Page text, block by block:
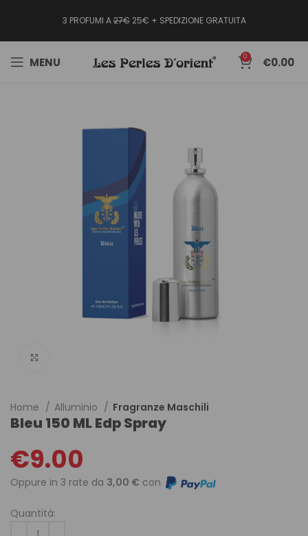
3 PROFUMI A27€25€ + SPEDIZIONE GRATUITA
MENU 0 €0.00
Home Alluminio Fragranze Maschili
Bleu 150 ML Edp Spray
€9.00
Oppure in 3 rate da 3,00 € con
Quantità: